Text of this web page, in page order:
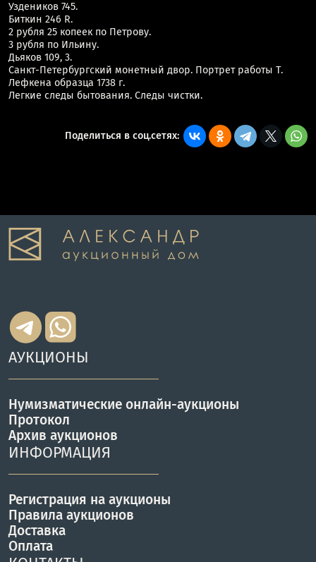
Уздеников 745.
Биткин 246 R.
2 рубля 25 копеек по Петрову.
3 рубля по Ильину.
Дьяков 109, 3.
Санкт-Петербургский монетный двор. Портрет работы Т.
Лефкена образца 1738 г.
Легкие следы бытования. Следы чистки.
Поделиться в соц.сетях:
АУКЦИОНЫ
Нумизматические онлайн-аукционы
Протокол
Архив аукционов
ИНФОРМАЦИЯ
Регистрация на аукционы
Правила аукционов
Доставка
Оплата